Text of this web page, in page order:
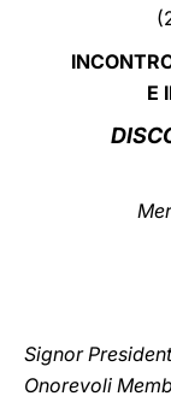
E
Signor
Onorevoli